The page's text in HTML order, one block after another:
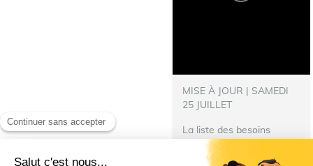
MISE À JOUR | SAMEDI
25 JUILLET
La liste des besoins
s’allonge !
besoin de nourriture pour